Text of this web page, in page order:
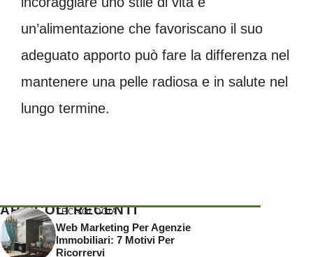
un’alimentazione che favoriscano il suo
adeguato apporto può fare la differenza nel
mantenere una pelle radiosa e in salute nel
lungo termine.
ARTICOLI RECENTI
TECNOLOGIA
Web Marketing Per Agenzie
Immobiliari: 7 Motivi Per
Ricorrervi